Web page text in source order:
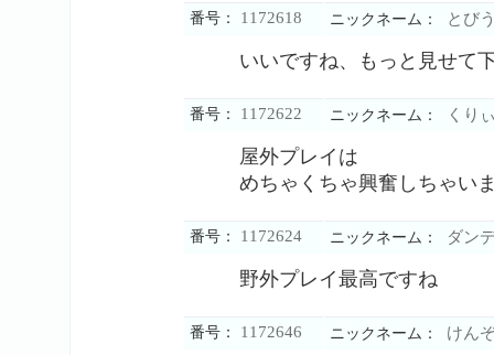
番号： 1172618 ニックネーム： とび
いいですね、もっと見せて
番号： 1172622 ニックネーム： くり
屋外プレイは
めちゃくちゃ興奮しちゃい
番号： 1172624 ニックネーム： ダン
野外プレイ最高ですね
番号： 1172646 ニックネーム： けん